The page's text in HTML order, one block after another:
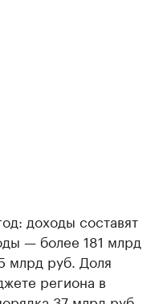
доходы составят
— более 181 млрд
млрд руб. Доля
региона в